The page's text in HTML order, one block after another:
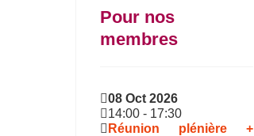
Pour nos
membres
08 Oct 2026
14:00 - 17:30
Réunion plénière +